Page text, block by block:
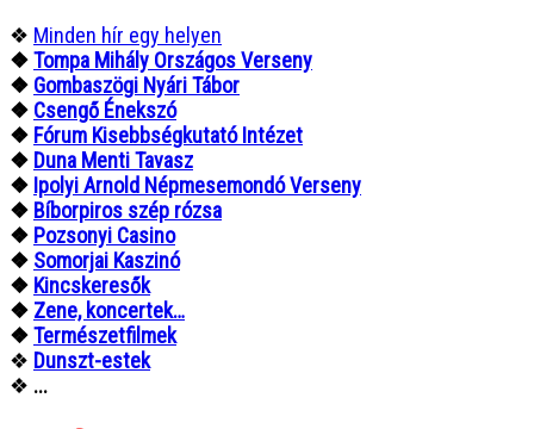
❖ Minden hír egy helyen
❖Tompa Mihály Országos Verseny
❖ Gombaszögi Nyári Tábor
❖ Csengő Énekszó
❖ Fórum Kisebbségkutató Intézet
❖ Duna Menti Tavasz
❖ Ipolyi Arnold Népmesemondó Verseny
❖ Bíborpiros szép rózsa
❖ Pozsonyi Casino
❖ Somorjai Kaszinó
❖ Kincskeresők
❖ Zene, koncertek…
❖Természetfilmek
❖ Dunszt-estek
❖ ...